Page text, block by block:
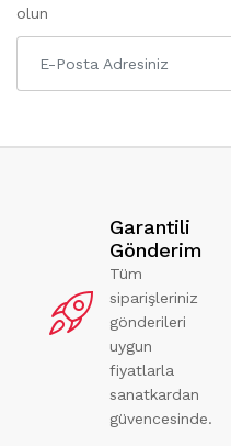
olun
Garantili
Gönderim
Tüm
siparişleriniz
gönderileri
uygun
fiyatlarla
sanatkardan
güvencesinde.